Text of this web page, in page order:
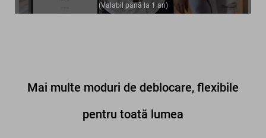
(Valabil până la 1 an)
Mai multe moduri de deblocare, flexibile
pentru toată lumea